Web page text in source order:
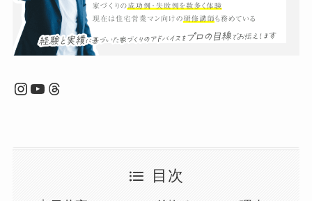
Instagram
YouTube
Threads
目次